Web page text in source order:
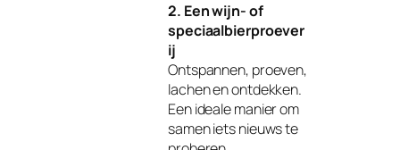
2. Een wijn- of
speciaalbierproever
ij
Ontspannen, proeven,
lachen en ontdekken.
Een ideale manier om
samen iets nieuws te